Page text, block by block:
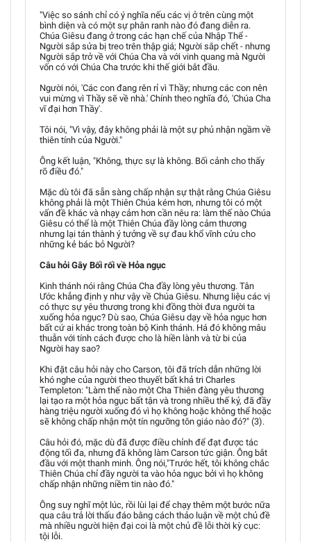
"Việc so sánh chỉ có ý nghĩa nếu các vị ở trên cùng một
bình diện và có một sự phân ranh nào đó đang diễn ra.
Chúa Giêsu đang ở trong các hạn chế của Nhập Thể -
Người sắp sửa bị treo trên thập giá; Người sắp chết - nhưng
Người sắp trở về với Chúa Cha và với vinh quang mà Người
vốn có với Chúa Cha trước khi thế giới bắt đầu.
Người nói, 'Các con đang rên rỉ vì Thầy; nhưng các con nên
vui mừng vì Thầy sẽ về nhà.' Chính theo nghĩa đó, 'Chúa Cha
vĩ đại hơn Thầy'.
Tôi nói, "Vì vậy, đây không phải là một sự phủ nhận ngầm về
thiên tính của Người."
Ông kết luận, "Không, thực sự là không. Bối cảnh cho thấy
rõ điều đó."
Mặc dù tôi đã sẵn sàng chấp nhận sự thật rằng Chúa Giêsu
không phải là một Thiên Chúa kém hơn, nhưng tôi có một
vấn đề khác và nhạy cảm hơn cần nêu ra: làm thế nào Chúa
Giêsu có thể là một Thiên Chúa đầy lòng cảm thương
nhưng lại tán thành ý tưởng về sự đau khổ vĩnh cửu cho
những kẻ bác bỏ Người?
Câu hỏi Gây Bối rối về Hỏa ngục
Kinh thánh nói rằng Chúa Cha đầy lòng yêu thương. Tân
Ước khẳng định y như vậy về Chúa Giêsu. Nhưng liệu các vị
có thực sự yêu thương trong khi đồng thời đưa người ta
xuống hỏa ngục? Dù sao, Chúa Giêsu dạy về hỏa ngục hơn
bất cứ ai khác trong toàn bộ Kinh thánh. Há đó không mâu
thuẫn với tính cách được cho là hiền lành và từ bi của
Người hay sao?
Khi đặt câu hỏi này cho Carson, tôi đã trích dẫn những lời
khó nghe của người theo thuyết bất khả tri Charles
Templeton: "Làm thế nào một Cha Thiên đàng yêu thương
lại tạo ra một hỏa ngục bất tận và trong nhiều thế kỷ, đã đầy
hàng triệu người xuống đó vì họ không hoặc không thể hoặc
sẽ không chấp nhận một tín ngưỡng tôn giáo nào đó?" (3).
Câu hỏi đó, mặc dù đã được điều chỉnh để đạt được tác
động tối đa, nhưng đã không làm Carson tức giận. Ông bắt
đầu với một thanh minh. Ông nói,"Trước hết, tôi không chắc
Thiên Chúa chỉ đầy người ta vào hỏa ngục bởi vì họ không
chấp nhận những niềm tin nào đó."
Ông suy nghĩ một lúc, rồi lùi lại để chạy thêm một bước nữa
qua câu trả lời thấu đáo bằng cách thảo luận về một chủ đề
mà nhiều người hiện đại coi là một chủ đề lỗi thời kỳ cục:
tội lỗi.